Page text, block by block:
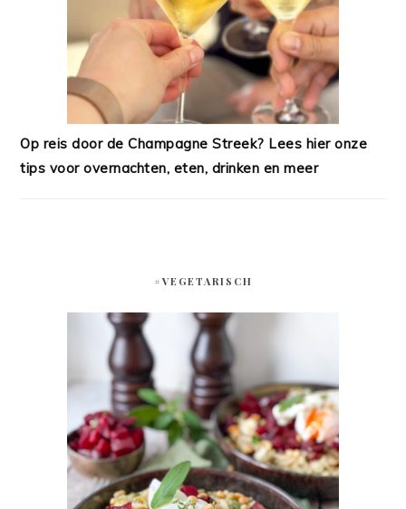
Op reis door de Champagne Streek? Lees hier onze
tips voor overnachten, eten, drinken en meer
#VEGETARISCH